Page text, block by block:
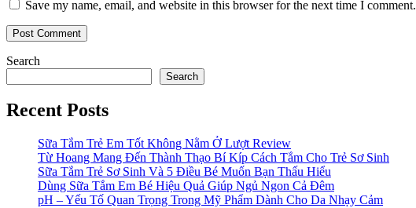
Save my name, email, and website in this browser for the next time I comment.
Search
Search
Recent Posts
Sữa Tắm Trẻ Em Tốt Không Nằm Ở Lượt Review
Từ Hoang Mang Đến Thành Thạo Bí Kíp Cách Tắm Cho Trẻ Sơ Sinh
Sữa Tắm Trẻ Sơ Sinh Và 5 Điều Bé Muốn Bạn Thấu Hiểu
Dùng Sữa Tắm Em Bé Hiệu Quả Giúp Ngủ Ngon Cả Đêm
pH – Yếu Tố Quan Trọng Trong Mỹ Phẩm Dành Cho Da Nhạy Cảm